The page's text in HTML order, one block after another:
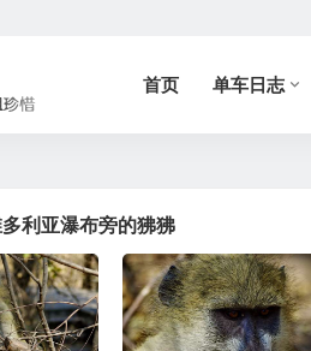
首页 单车日志
利亚瀑布旁的狒狒